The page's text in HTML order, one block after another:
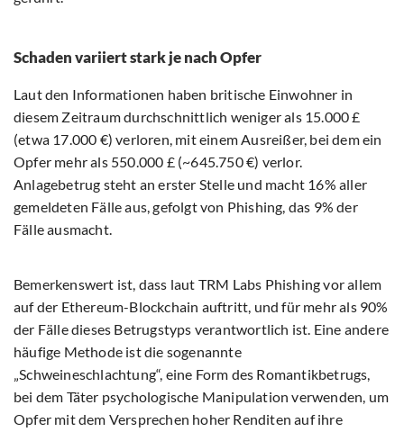
Schaden variiert stark je nach Opfer
Laut den Informationen haben britische Einwohner in
diesem Zeitraum durchschnittlich weniger als 15.000 £
(etwa 17.000 €) verloren, mit einem Ausreißer, bei dem ein
Opfer mehr als 550.000 £ (~645.750 €) verlor.
Anlagebetrug steht an erster Stelle und macht 16% aller
gemeldeten Fälle aus, gefolgt von Phishing, das 9% der
Fälle ausmacht.
Bemerkenswert ist, dass laut TRM Labs Phishing vor allem
auf der Ethereum-Blockchain auftritt, und für mehr als 90%
der Fälle dieses Betrugstyps verantwortlich ist. Eine andere
häufige Methode ist die sogenannte
„Schweineschlachtung“, eine Form des Romantikbetrugs,
bei dem Täter psychologische Manipulation verwenden, um
Opfer mit dem Versprechen hoher Renditen auf ihre